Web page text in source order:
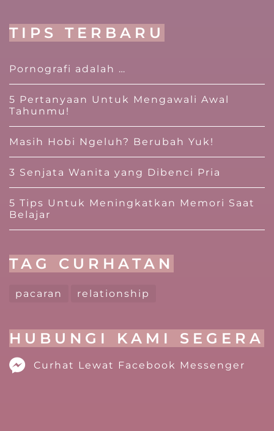
TIPS TERBARU
Pornografi adalah …
5 Pertanyaan Untuk Mengawali Awal
Tahunmu!
Masih Hobi Ngeluh? Berubah Yuk!
3 Senjata Wanita yang Dibenci Pria
5 Tips Untuk Meningkatkan Memori Saat
Belajar
TAG CURHATAN
pacaran relationship
HUBUNGI KAMI SEGERA
Curhat Lewat Facebook Messenger